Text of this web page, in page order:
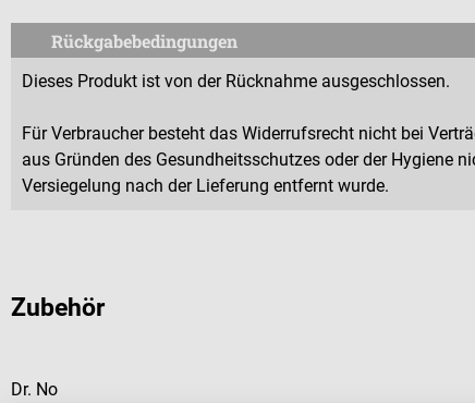
Rückgabebedingungen
Dieses Produkt ist von der Rücknahme ausgeschlossen.
Für Verbraucher besteht das Widerrufsrecht nicht bei
aus Gründen des Gesundheitsschutzes oder der Hygiene
Versiegelung nach der Lieferung entfernt wurde.
Zubehör
Dr. No